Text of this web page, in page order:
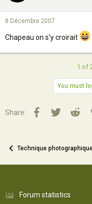
8 Décembre 2007
Chapeau on s'y croirait
1 of
You must
Share: Facebook
Twitter
Technique
Forum statistics